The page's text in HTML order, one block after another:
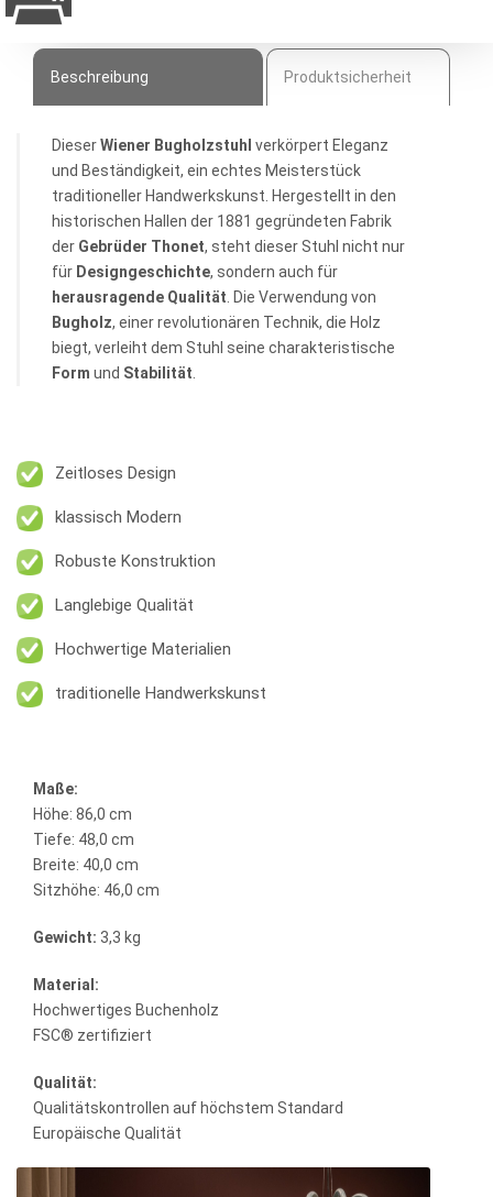
Beschreibung Produktsicherheit
DieserWiener Bugholzstuhl verkörpert Eleganz
und Beständigkeit, ein echtes Meisterstück
traditioneller Handwerkskunst. Hergestellt in den
historischen Hallen der 1881 gegründeten Fabrik
der Gebrüder Thonet, steht dieser Stuhl nicht nur
für Designgeschichte, sondern auch für
herausragende Qualität . Die Verwendung von
Bugholz, einer revolutionären Technik, die Holz
biegt, verleiht dem Stuhl seine charakteristische
Form und Stabilität
Zeitloses Design
klassisch Modern
Robuste Konstruktion
Langlebige Qualität
Hochwertige Materialien
traditionelle Handwerkskunst
Maße:
Höhe: 86,0 cm
Tiefe: 48,0 cm
Breite: 40,0 cm
Sitzhöhe: 46,0 cm
Gewicht: 3,3 kg
Material:
Hochwertiges Buchenholz
FSC® zertifiziert
Qualität:
Qualitätskontrollen auf höchstem Standard
Europäische Qualität